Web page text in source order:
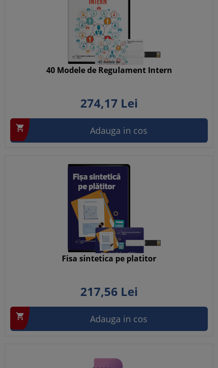
40 Modele de Regulament Intern
274,17 Lei
 Adauga in cos
Fisa sintetica pe platitor
217,56 Lei
 Adauga in cos